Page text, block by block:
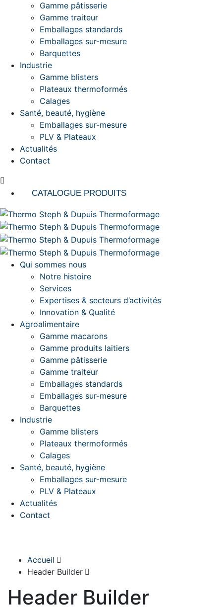
Gamme pâtisserie
Gamme traiteur
Emballages standards
Emballages sur-mesure
Barquettes
Industrie
Gamme blisters
Plateaux thermoformés
Calages
Santé, beauté, hygiène
Emballages sur-mesure
PLV & Plateaux
Actualités
Contact
CATALOGUE PRODUITS
Qui sommes nous
Notre histoire
Services
Expertises & secteurs d’activités
Innovation & Qualité
Agroalimentaire
Gamme macarons
Gamme produits laitiers
Gamme pâtisserie
Gamme traiteur
Emballages standards
Emballages sur-mesure
Barquettes
Industrie
Gamme blisters
Plateaux thermoformés
Calages
Santé, beauté, hygiène
Emballages sur-mesure
PLV & Plateaux
Actualités
Contact
Accueil
Header Builder
Header Builder